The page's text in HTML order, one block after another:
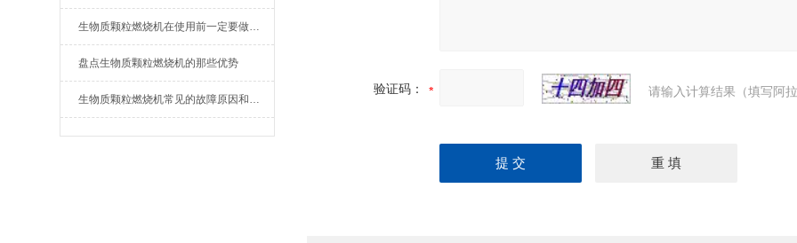
生物质颗粒燃烧机在使用前一定要做好准备工作
盘点生物质颗粒燃烧机的那些优势
生物质颗粒燃烧机常见的故障原因和解决办法
验证码： 请输入计算结果（填写阿